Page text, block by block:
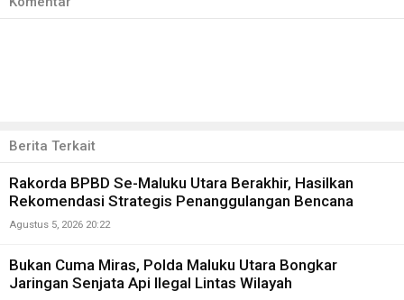
Berita Terkait
Rakorda BPBD Se-Maluku Utara Berakhir, Hasilkan
Rekomendasi Strategis Penanggulangan Bencana
Agustus 5, 2026 20:22
Bukan Cuma Miras, Polda Maluku Utara Bongkar
Jaringan Senjata Api Ilegal Lintas Wilayah